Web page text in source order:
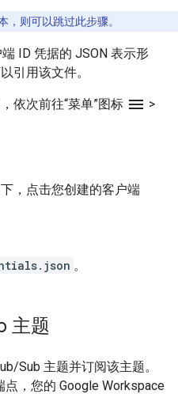
，则可以跳过此步骤。
ID 凭据的 JSON 表示形
引用该文件。
依次前往“菜单”图标 menu >
下，点击您创建的客户端
。
主题
Sub 主题并订阅该主题。
，您的 Google Workspace